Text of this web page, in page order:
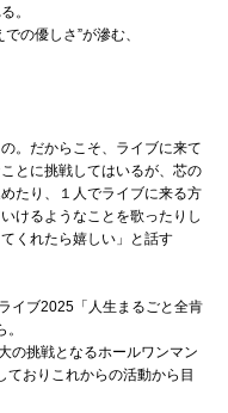
。
の優しさ”が滲む、
。だからこそ、ライブに来て
とに挑戦してはいるが、芯の
たり、１人でライブに来る方
けるようなことを歌ったりし
くれたら嬉しい」と話す
イブ2025「人生まるごと全肯
の挑戦となるホールワンマン
ておりこれからの活動から目